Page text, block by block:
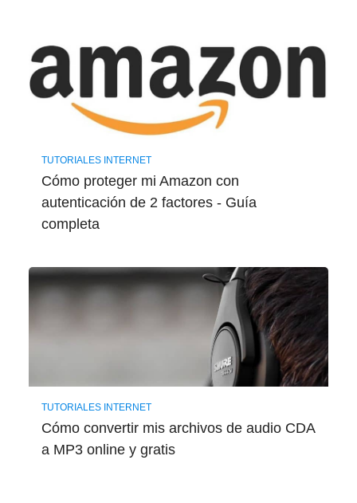
TUTORIALES INTERNET
Cómo proteger mi Amazon con
autenticación de 2 factores - Guía ​
completa
TUTORIALES INTERNET
Cómo convertir mis archivos de audio CDA
a MP3 online y gratis